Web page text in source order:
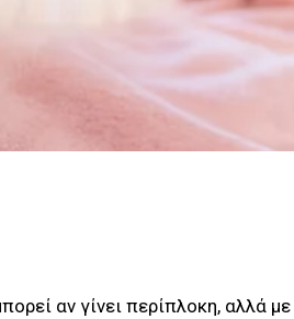
αν γίνει περίπλοκη, αλλά